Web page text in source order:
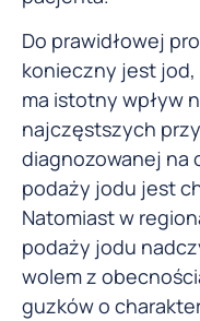
Do prawidłowej
konieczny jest
ma istotny wpływ
najczęstszych
diagnozowanej na
podaży jodu jest
Natomiast w
podaży jodu
wolem z
guzków o